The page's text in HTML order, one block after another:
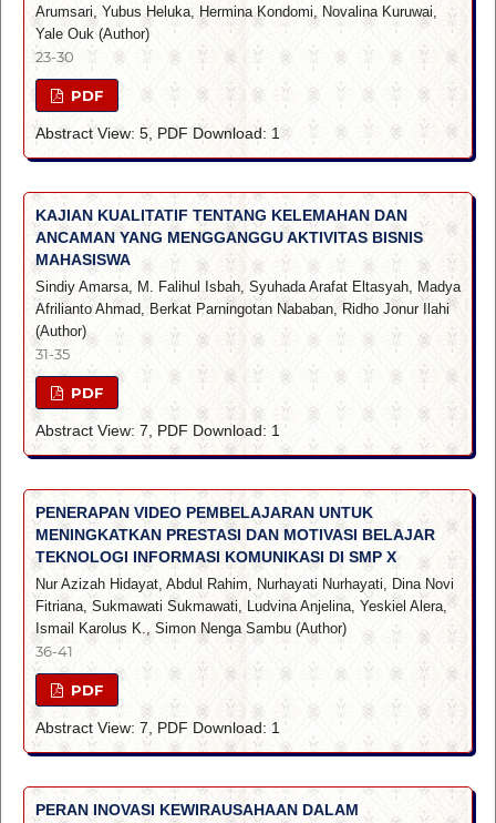
Arumsari, Yubus Heluka, Hermina Kondomi, Novalina Kuruwai,
Yale Ouk (Author)
23-30
PDF
Abstract View: 5, PDF Download: 1
KAJIAN KUALITATIF TENTANG KELEMAHAN DAN
ANCAMAN YANG MENGGANGGU AKTIVITAS BISNIS
MAHASISWA
Sindiy Amarsa, M. Falihul Isbah, Syuhada Arafat Eltasyah, Madya
Afrilianto Ahmad, Berkat Parningotan Nababan, Ridho Jonur Ilahi
(Author)
31-35
PDF
Abstract View: 7, PDF Download: 1
PENERAPAN VIDEO PEMBELAJARAN UNTUK
MENINGKATKAN PRESTASI DAN MOTIVASI BELAJAR
TEKNOLOGI INFORMASI KOMUNIKASI DI SMP X
Nur Azizah Hidayat, Abdul Rahim, Nurhayati Nurhayati, Dina Novi
Fitriana, Sukmawati Sukmawati, Ludvina Anjelina, Yeskiel Alera,
Ismail Karolus K., Simon Nenga Sambu (Author)
36-41
PDF
Abstract View: 7, PDF Download: 1
PERAN INOVASI KEWIRAUSAHAAN DALAM